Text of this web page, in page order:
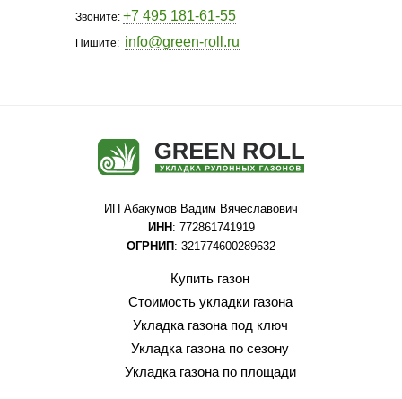
Звоните: +7 495 181-61-55
Пишите: info@green-roll.ru
ИП Абакумов Вадим Вячеславович
ИНН : 772861741919
ОГРНИП : 321774600289632
Купить газон
Стоимость укладки газона
Укладка газона под ключ
Укладка газона по сезону
Укладка газона по площади